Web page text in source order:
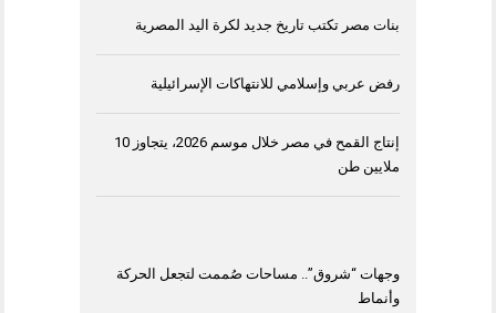
بنات مصر تكتب تاريخ جديد لكرة اليد المصرية
رفض عربي وإسلامي للانتهاكات الإسرائيلية
إنتاج القمح في مصر خلال موسم 2026، يتجاوز 10
ملايين طن
وجهات “شروق”.. مساحات صُممت لتجعل الحركة
وأنماط